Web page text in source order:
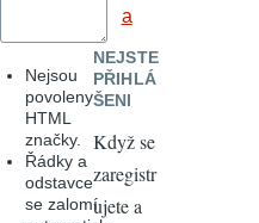
Nejsou
povoleny
HTML
značky.
Řádky a
odstavce
se zalomí
a
NEJSTE
PŘIHLÁ
ŠENI
Když se
zaregistr
ujete a